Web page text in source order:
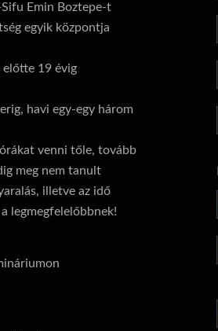
Emin Boztepe-t
egyik központja
19 évig
havi egy-egy három
venni tőle, tovább
meg nem tanult
illetve az idő
legmegfelelőbbnek!